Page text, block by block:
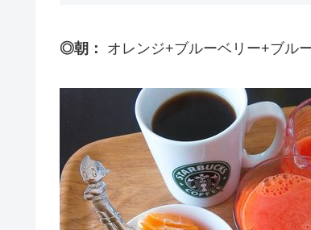
◎朝： オレンジ+ブルーベリー+ブル